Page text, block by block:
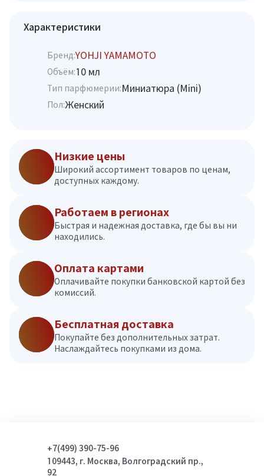
Характеристики
Бренд:YOHJI YAMAMOTO
Объём:10 мл
Тип парфюмерии:Миниатюра (Mini)
Пол:Женский
Низкие цены
Широкий ассортимент товаров по ценам,
доступных каждому.
Работаем в регионах
Быстрая и надежная доставка, где бы вы ни
находились.
Оплата картами
Оплачивайте покупки банковской картой без
комиссий.
Бесплатная доставка
Покупайте без дополнительных затрат.
Наслаждайтесь покупками из дома.
+7(499) 390-75-96
109443, г. Москва, Волгоградский пр.,
92